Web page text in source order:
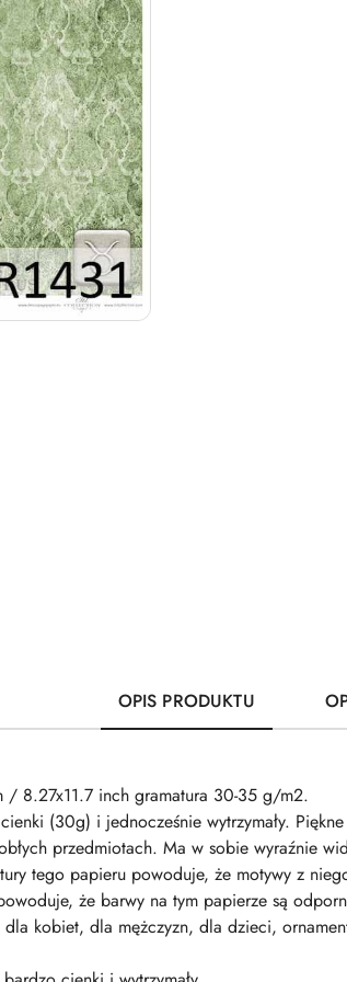
OPIS PRODUKTU
/ 8.27x11.7 inch gramatura 30-35 g/m2.
(30g) i jednocześnie wytrzymały.
przedmiotach. Ma w sobie wyraźnie
tego papieru powoduje, że motywy z
że barwy na tym papierze są
kobiet, dla mężczyzn, dla dzieci,